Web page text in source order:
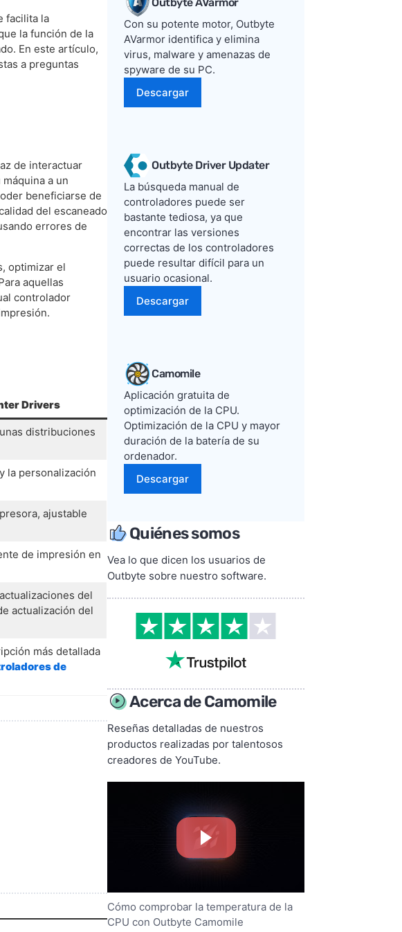
facilita la
la función de la
En este artículo,
a preguntas
de interactuar
a un
beneficiarse de
del escaneado
errores de
optimizar el
aquellas
controlador
Drivers
distribuciones
la personalización
ajustable
de impresión en
del
actualización del
más detallada
de
Con su potente motor, Outbyte
AVarmor identifica y elimina
virus, malware y amenazas de
spyware de su PC.
Descargar
Outbyte Driver Updater
La búsqueda manual de
controladores puede ser
bastante tediosa, ya que
encontrar las versiones
correctas de los controladores
puede resultar difícil para un
usuario ocasional.
Descargar
Camomile
Aplicación gratuita de
optimización de la CPU.
Optimización de la CPU y mayor
duración de la batería de su
ordenador.
Descargar
Quiénes somos
Vea lo que dicen los usuarios de
Outbyte sobre nuestro software.
Acerca de Camomile
Reseñas detalladas de nuestros
productos realizadas por talentosos
creadores de YouTube.
Cómo comprobar la temperatura de la
CPU con Outbyte Camomile